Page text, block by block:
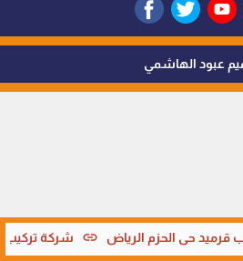
قرميد حي الحزم الرياض link شركة تركيب
عبود الهاشمي